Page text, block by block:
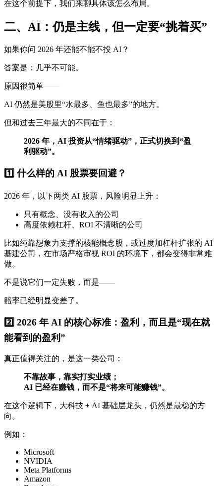
在这个前提下，我们来聊具体该怎么布局。
二、AI：仍是主线，但一定要“挑着买”
如果你问 2026 年还能不能不投 AI？
答案是：几乎不可能。
原因很简单——
AI 仍然是美股里“水最多、鱼也最多”的地方。
但和过去三年最大的不同在于：
2026 年，AI 投资从“情绪驱动”，正式切换到“盈
利驱动”。
1️⃣ 什么样的 AI 股票要回避？
2026 年，以下两类 AI 股票，风险明显上升：
只有概念、没有收入的公司
高度依赖杠杆、ROI 不清晰的公司
比如纯靠想象力支撑的核能概念股，或过度加杠杆扩张的 AI
基建公司，在市场严格审视 ROI 的环境下，都会变得非常难
做。
不是说它们一定失败，而是——
赔率已经明显变差了。
2️⃣ 2026 年 AI 的核心标准：盈利，而且是“现在就
能看到的盈利”
真正值得关注的，是这一类公司：
不靠故事，靠实打实业绩；
AI 已经在赚钱，而不是“将来可能赚钱”。
在这个逻辑下，大科技 + AI 基础层龙头，仍然是最稳的方
向。
例如：
Microsoft
NVIDIA
Meta Platforms
Amazon